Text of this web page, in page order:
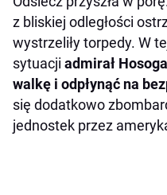
z bliskiej odległości
wystrzeliły torpedy. W
sytuacji admirał
walkę i odpłynąć na
się dodatkowo
jednostek przez